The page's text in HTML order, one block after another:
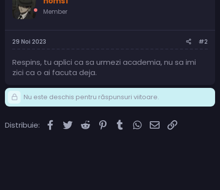
Member
29 Noi 2023 #2
Respins, tu aplici ca sa urmezi academia, nu sa imi
zici ca o ai facuta deja.
Nu este deschis pentru răspunsuri viitoare.
Distribuie: Facebook
TwitterReddit PinterestTumblrWhatsApp
Email